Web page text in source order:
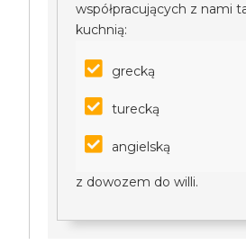
współpracujących z nami
kuchnią:
grecką
turecką
angielską
z dowozem do willi.